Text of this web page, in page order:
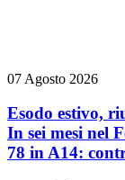
07 Agosto 2026
Esodo estivo,
In sei mesi nel
78 in A14: